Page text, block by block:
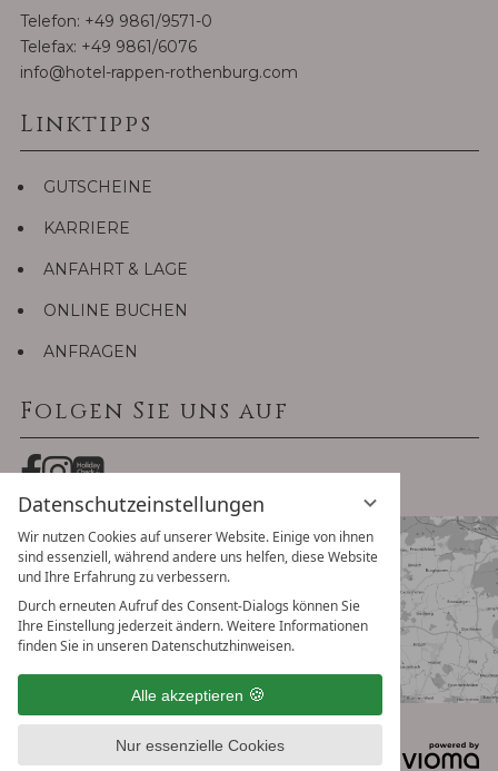
Datenschutzeinstellungen
Wir nutzen Cookies auf unserer Website. Einige von ihnen
sind essenziell, während andere uns helfen, diese Website
und Ihre Erfahrung zu verbessern.
Durch erneuten Aufruf des Consent-Dialogs können Sie
Ihre Einstellung jederzeit ändern. Weitere Informationen
finden Sie in unseren Datenschutzhinweisen.
Alle akzeptieren
Nur essenzielle Cookies
Telefon: +49 9861/9571-0
Telefax: +49 9861/6076
info@hotel-rappen-rothenburg.com
Linktipps
GUTSCHEINE
KARRIERE
ANFAHRT & LAGE
ONLINE BUCHEN
ANFRAGEN
Folgen Sie uns auf
Datenschutzeinstellungen